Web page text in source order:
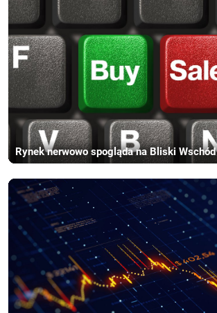
Rynek nerwowo spogląda na Bliski Wschód